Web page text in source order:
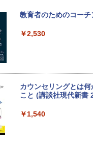
教育者のためのコーチ
￥2,530
カウンセリングとは何
こと (講談社現代新書
￥1,540